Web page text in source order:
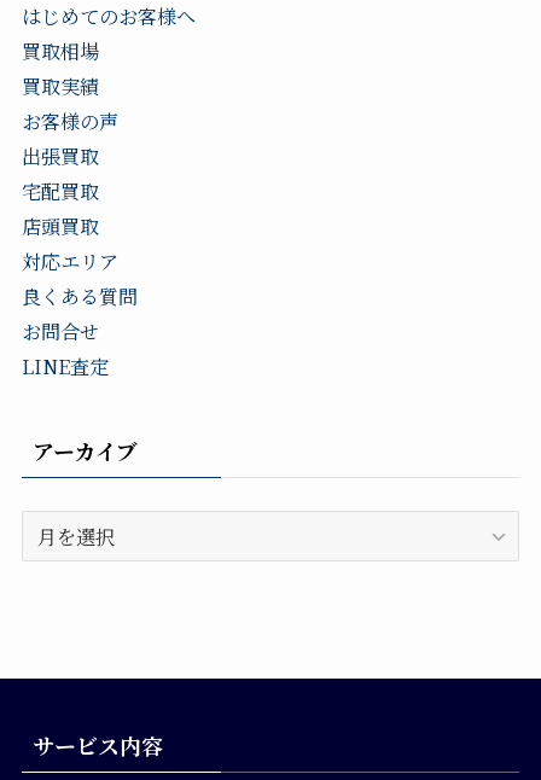
はじめてのお客様へ
買取相場
買取実績
お客様の声
出張買取
宅配買取
店頭買取
対応エリア
良くある質問
お問合せ
LINE査定
アーカイブ
ー
サービス内容